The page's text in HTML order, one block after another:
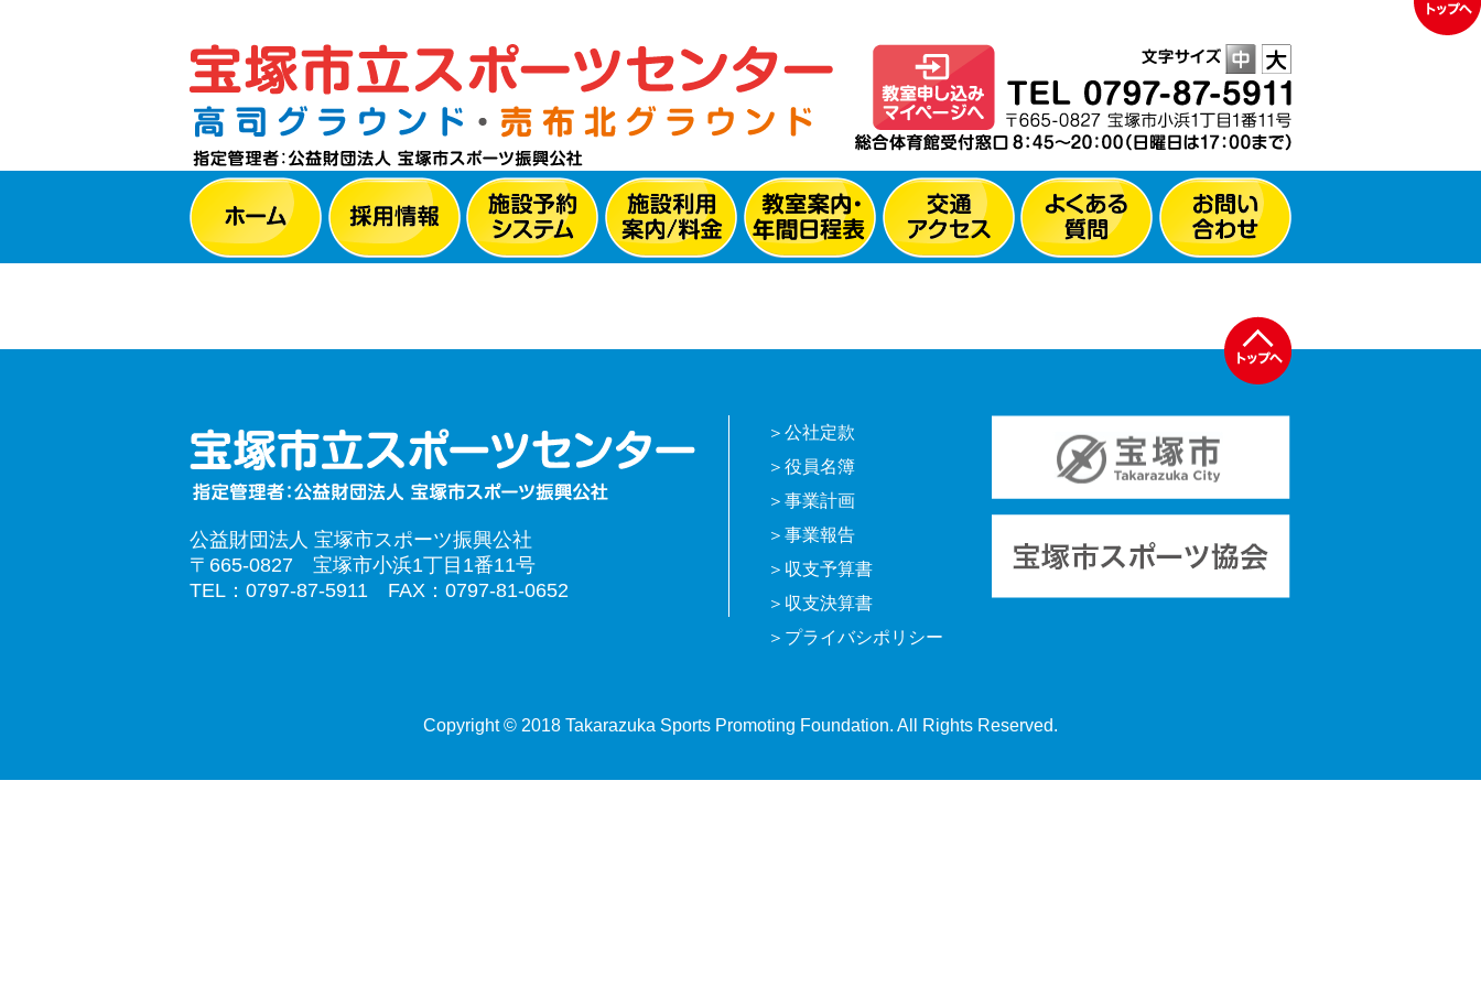
公益財団法人 宝塚市スポーツ振興公社
〒665-0827 宝塚市小浜1丁目1番11号
TEL：0797-87-5911 FAX：0797-81-0652
公社定款
役員名簿
事業計画
事業報告
収支予算書
収支決算書
プライバシポリシー
Copyright © 2018 Takarazuka Sports Promoting Foundation. All Rights Reserved.